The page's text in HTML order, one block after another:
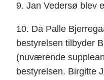
9. Jan Vedersø blev
10. Da Palle
bestyrelsen tilbyder
(nuværende
bestyrelsen. Birgitte